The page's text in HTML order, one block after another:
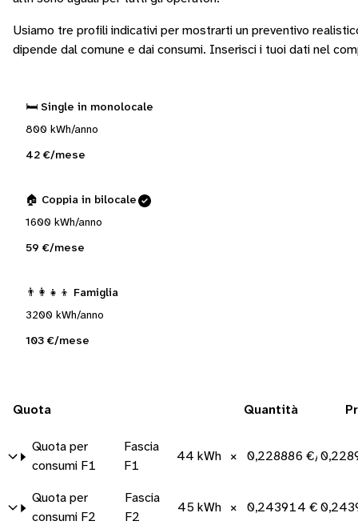
Usiamo tre profili indicativi per mostrarti un preventivo
dipende dal comune e dai consumi. Inserisci i tuoi dati nel
🛏️ Single in monolocale
800 kWh/anno
42 €/mese
🏠 Coppia in bilocale
1600 kWh/anno
59 €/mese
👨‍👩‍👧‍👦 Famiglia
3200 kWh/anno
103 €/mese
Quota Quantità
Quota per
consumi F1
Fascia
F1
44 kWh × 0,228886 €/kWh
Quota per
consumi F2
Fascia
F2
45 kWh × 0,243914 €/kWh